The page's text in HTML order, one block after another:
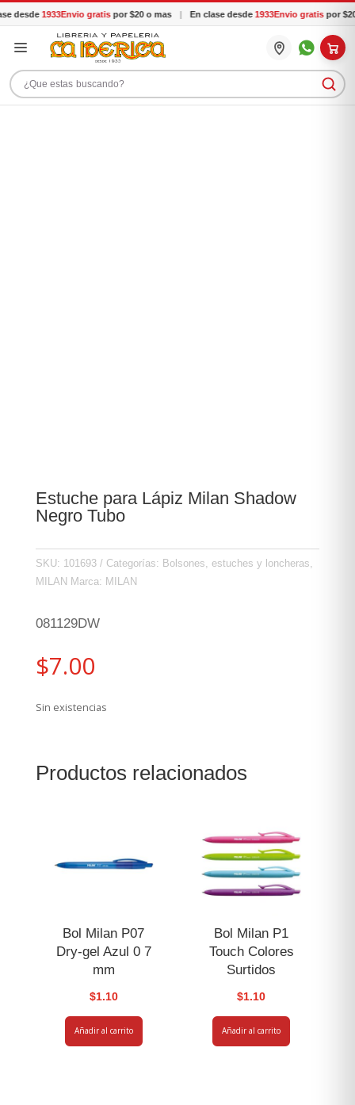
desde1933Envio gratispor $20 o mas En clase desde1933Envio gratispor $20
Buscar productos
Estuche para Lápiz Milan Shadow
Negro Tubo
SKU: 101693 Categorías: Bolsones, estuches y loncheras
MILAN Marca: MILAN
081129DW
$7.00
Sin existencias
Productos relacionados
Bol Milan P07
Dry-gel Azul 0 7
mm
$1.10
Añadir al carrito
Bol Milan P1
Touch Colores
Surtidos
$1.10
Añadir al carrito